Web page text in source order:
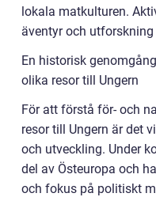
lokala matkulturen.
äventyr och
En historisk
olika resor till Ungern
För att förstå för- och
resor till Ungern är det
och utveckling. Under
del av Östeuropa och
och fokus på politiskt